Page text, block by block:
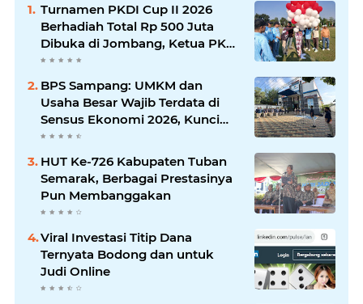
Turnamen PKDI Cup II 2026
Berhadiah Total Rp 500 Juta
Dibuka di Jombang, Ketua PKDI
Jatim Syaifullah Mahdi: Ajang
Komunikasi Antar-Kades untuk
Memajukan Desa
BPS Sampang: UMKM dan
Usaha Besar Wajib Terdata di
Sensus Ekonomi 2026, Kunci
Kebijakan Tepat Sasaran
HUT Ke-726 Kabupaten Tuban
Semarak, Berbagai Prestasinya
Pun Membanggakan
Viral Investasi Titip Dana
Ternyata Bodong dan untuk
Judi Online